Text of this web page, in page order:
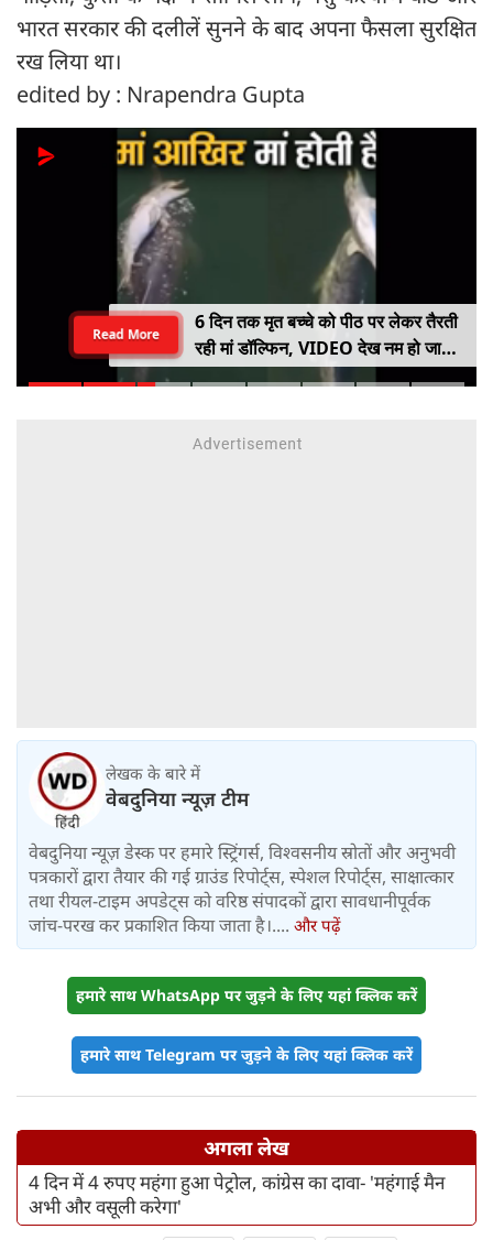
भारत सरकार की दलीलें सुनने के बाद अपना फैसला सुरक्षित
रख लिया था।
edited by : Nrapendra Gupta
6 दिन तक मृत बच्चे को पीठ पर लेकर तैरती
रही मां डॉल्फिन, VIDEO देख नम हो जाएंगी
आंखें
Read More
लेखक के बारे में
वेबदुनिया न्यूज़ टीम
वेबदुनिया न्यूज़ डेस्क पर हमारे स्ट्रिंगर्स, विश्वसनीय स्रोतों और अनुभवी
पत्रकारों द्वारा तैयार की गई ग्राउंड रिपोर्ट्स, स्पेशल रिपोर्ट्स, साक्षात्कार
तथा रीयल-टाइम अपडेट्स को वरिष्ठ संपादकों द्वारा सावधानीपूर्वक
जांच-परख कर प्रकाशित किया जाता है।.... और पढ़ें
हमारे साथ WhatsApp पर जुड़ने के लिए यहां क्लिक करें
हमारे साथ Telegram पर जुड़ने के लिए यहां क्लिक करें
अगला लेख
4 दिन में 4 रुपए महंगा हुआ पेट्रोल, कांग्रेस का दावा- 'महंगाई मैन
अभी और वसूली करेगा'